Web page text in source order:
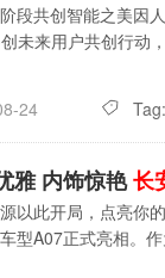
段共创智能之美因
创未来用户共创行动
24 Tag:
雅 内饰惊艳长
以此开局，点亮你
型A07正式亮相。